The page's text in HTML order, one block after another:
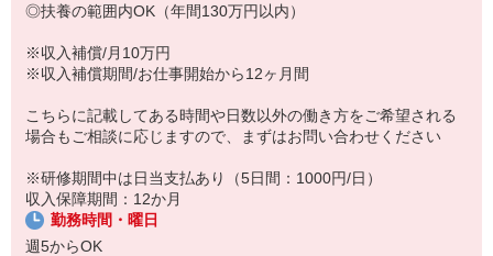
〜ヤクルトスタッフの1日〜
実際のワークスタイルを、一例としてご紹介いたします！
※時間は地域によって異なります。
8:30 朝礼が終わったら出発
13:00 お届け修了、翌日準備、集計作業
☆ココがPoint☆
・保育料補助制度があります！
・家事・夕食の支度なども余裕をもってできます！
◎扶養の範囲内OK（年間130万円以内）
※収入補償/月10万円
※収入補償期間/お仕事開始から12ヶ月間
こちらに記載してある時間や日数以外の働き方をご希望される
場合もご相談に応じますので、まずはお問い合わせください
※研修期間中は日当支払あり（5日間：1000円/日）
収入保障期間：12か月
勤務時間・曜日
週5からOK